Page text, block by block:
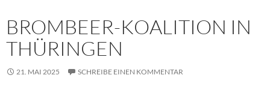
BROMBEER-KOALITION IN
THÜRINGEN
21. MAI 2025 SCHREIBE EINEN KOMMENTAR